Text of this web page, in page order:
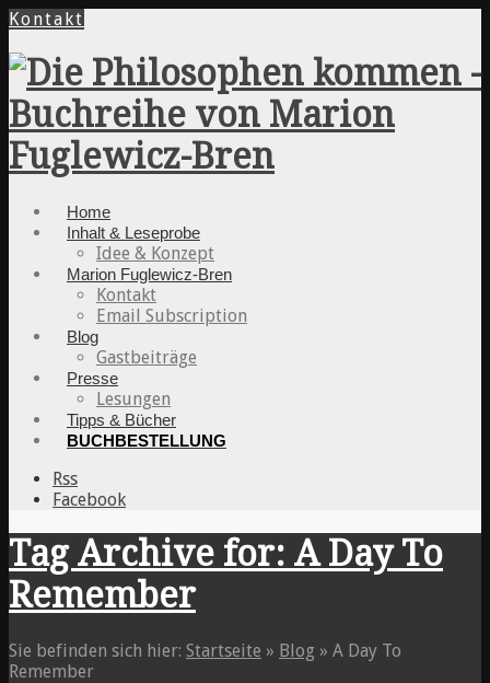
Kontakt
Home
Inhalt & Leseprobe
Idee & Konzept
Marion Fuglewicz-Bren
Kontakt
Email Subscription
Blog
Gastbeiträge
Presse
Lesungen
Tipps & Bücher
BUCHBESTELLUNG
Rss
Facebook
Tag Archive for: A Day To
Remember
Sie befinden sich hier: Startseite » Blog » A Day To
Remember